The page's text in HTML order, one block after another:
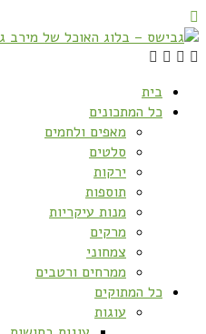
בית
כל המתכונים
מאפים ולחמים
סלטים
ירקות
תוספות
מנות עיקריות
מרקים
צמחוני
ממרחים ורטבים
כל המתוקים
עוגות